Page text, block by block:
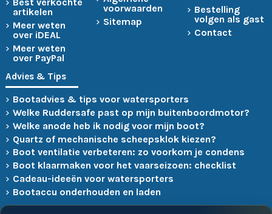
artikelen
Meer weten
over iDEAL
Meer weten
over PayPal
voorwaarden
Sitemap
Bestelling
volgen als gast
Contact
Advies & Tips
Bootadvies & tips voor watersporters
Welke Ruddersafe past op mijn buitenboordmotor?
Welke anode heb ik nodig voor mijn boot?
Quartz of mechanische scheepsklok kiezen?
Boot ventilatie verbeteren: zo voorkom je condens
Boot klaarmaken voor het vaarseizoen: checklist
Cadeau-ideeën voor watersporters
Bootaccu onderhouden en laden